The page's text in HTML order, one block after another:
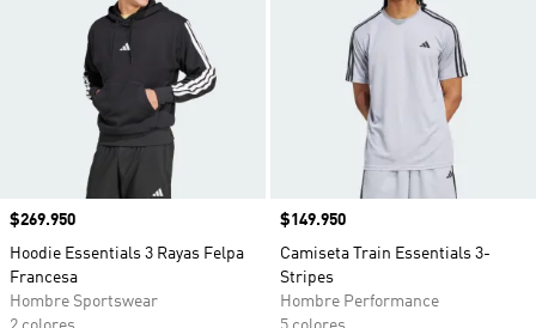
Precio
$269.950
Hoodie Essentials 3 Rayas Felpa
Francesa
Hombre Sportswear
Precio
$149.950
Camiseta Train Essentials 3-
Stripes
Hombre Performance